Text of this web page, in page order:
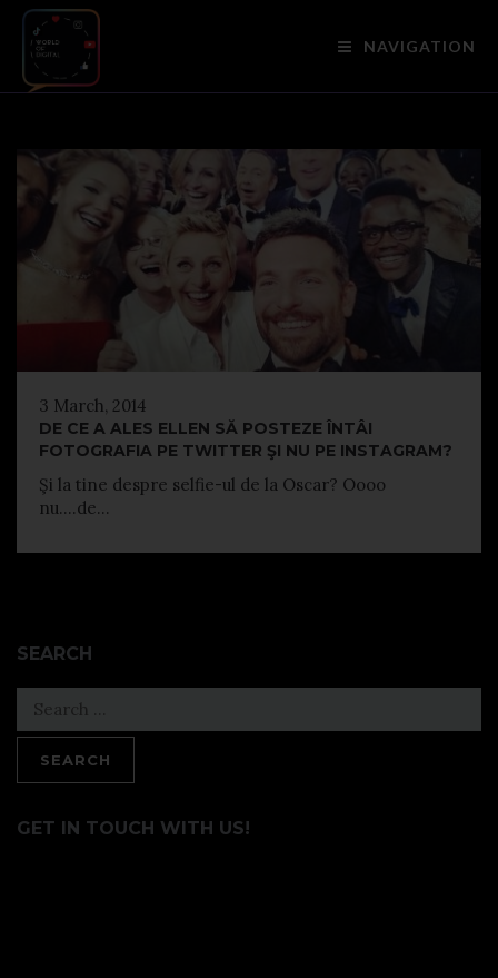
NAVIGATION
3 March, 2014
DE CE A ALES ELLEN SĂ POSTEZE ÎNTÂI
FOTOGRAFIA PE TWITTER ŞI NU PE INSTAGRAM?
Şi la tine despre selfie-ul de la Oscar? Oooo
nu….de...
SEARCH
for:
GET IN TOUCH WITH US!